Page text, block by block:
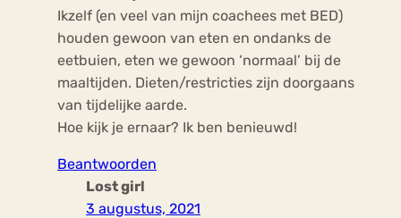
Ikzelf (en veel van mijn coachees met BED)
houden gewoon van eten en ondanks de
eetbuien, eten we gewoon ‘normaal’ bij de
maaltijden. Dieten/restricties zijn doorgaans
van tijdelijke aarde.
Hoe kijk je ernaar? Ik ben benieuwd!
Beantwoorden
Lost girl
3 augustus, 2021